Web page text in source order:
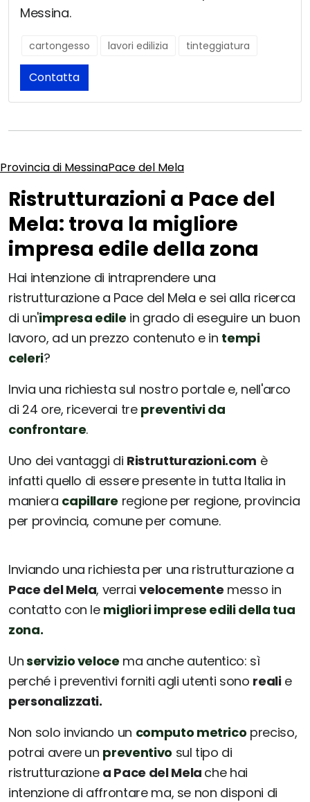
Messina.
cartongesso lavori edilizia tinteggiatura
Contatta
Provincia di MessinaPace del Mela
Ristrutturazioni a Pace del
Mela: trova la migliore
impresa edile della zona
Hai intenzione di intraprendere una
ristrutturazione a Pace del Mela e sei alla ricerca
di un'impresa edile in grado di eseguire un buon
lavoro, ad un prezzo contenuto e in tempi
celeri?
Invia una richiesta sul nostro portale e, nell'arco
di 24 ore, riceverai tre preventivi da
confrontare.
Uno dei vantaggi di Ristrutturazioni.com è
infatti quello di essere presente in tutta Italia in
maniera capillare regione per regione, provincia
per provincia, comune per comune.
Inviando una richiesta per una ristrutturazione a
Pace del Mela, verraivelocemente messo in
contatto con le migliori imprese edili della tua
zona.
Unservizio veloce ma anche autentico: sì
perché i preventivi forniti agli utenti sono realie
personalizzati.
Non solo inviando un computo metrico preciso,
potrai avere un preventivo sul tipo di
ristrutturazione a Pace del Mela che hai
intenzione di affrontare ma, se non disponi di